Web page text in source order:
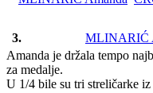
3.
MLINARIĆ
Amanda je držala tempo
za medalje.
U 1/4 bile su tri streličarke